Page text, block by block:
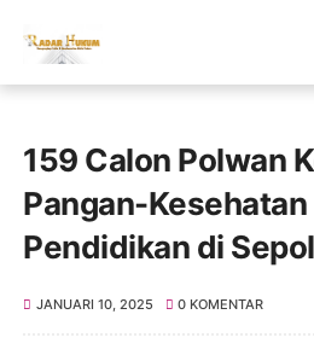
159 Calon Polwan
Pangan-
Pendidikan di
JANUARI 10, 2025 0 KOMENTAR